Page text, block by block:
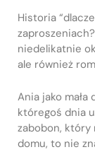
Historia
niedelikatnie
ale również
Ania jako mała
któregoś dnia
zabobon, który
domu, to nie